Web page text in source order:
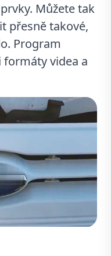
Můžete tak
přesně takové,
Program
videa a